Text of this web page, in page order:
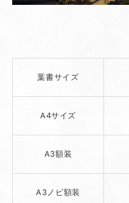
葉書サイズ
A4サイズ
A3額装
A3ノビ額装